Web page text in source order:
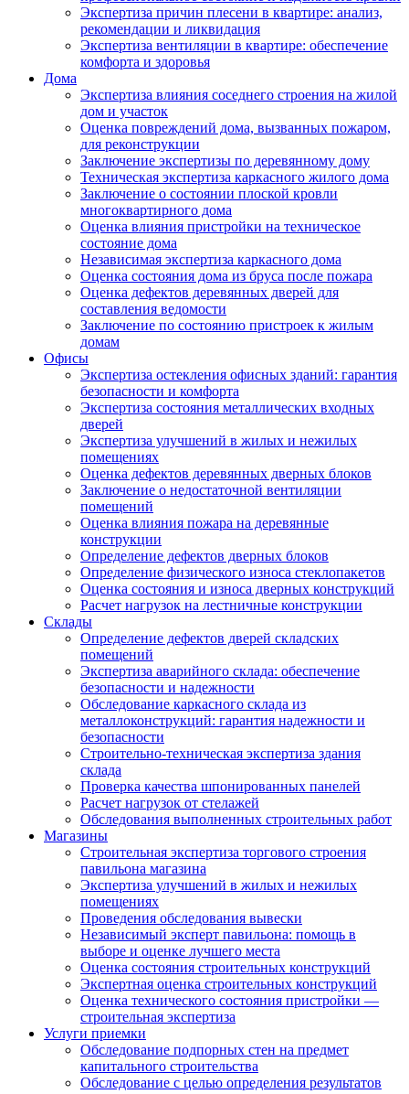
Экспертиза причин плесени в квартире: анализ,
рекомендации и ликвидация
Экспертиза вентиляции в квартире: обеспечение
комфорта и здоровья
Дома
Экспертиза влияния соседнего строения на жилой
дом и участок
Оценка повреждений дома, вызванных пожаром,
для реконструкции
Заключение экспертизы по деревянному дому
Техническая экспертиза каркасного жилого дома
Заключение о состоянии плоской кровли
многоквартирного дома
Оценка влияния пристройки на техническое
состояние дома
Независимая экспертиза каркасного дома
Оценка состояния дома из бруса после пожара
Оценка дефектов деревянных дверей для
составления ведомости
Заключение по состоянию пристроек к жилым
домам
Офисы
Экспертиза остекления офисных зданий: гарантия
безопасности и комфорта
Экспертиза состояния металлических входных
дверей
Экспертиза улучшений в жилых и нежилых
помещениях
Оценка дефектов деревянных дверных блоков
Заключение о недостаточной вентиляции
помещений
Оценка влияния пожара на деревянные
конструкции
Определение дефектов дверных блоков
Определение физического износа стеклопакетов
Оценка состояния и износа дверных конструкций
Расчет нагрузок на лестничные конструкции
Склады
Определение дефектов дверей складских
помещений
Экспертиза аварийного склада: обеспечение
безопасности и надежности
Обследование каркасного склада из
металлоконструкций: гарантия надежности и
безопасности
Строительно-техническая экспертиза здания
склада
Проверка качества шпонированных панелей
Расчет нагрузок от стелажей
Обследования выполненных строительных работ
Магазины
Строительная экспертиза торгового строения
павильона магазина
Экспертиза улучшений в жилых и нежилых
помещениях
Проведения обследования вывески
Независимый эксперт павильона: помощь в
выборе и оценке лучшего места
Оценка состояния строительных конструкций
Экспертная оценка строительных конструкций
Оценка технического состояния пристройки —
строительная экспертиза
Услуги приемки
Обследование подпорных стен на предмет
капитального строительства
Обследование с целью определения результатов